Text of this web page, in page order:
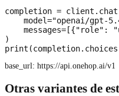
completion =
model="openai/gpt-
messages=[{"role":
)
base_url: https://api.onehop.ai/v1
Otras variantes de